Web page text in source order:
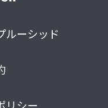
ルーシッド
リシー